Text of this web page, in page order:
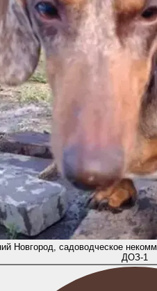
Новгород, садоводческое
ДОЗ-1